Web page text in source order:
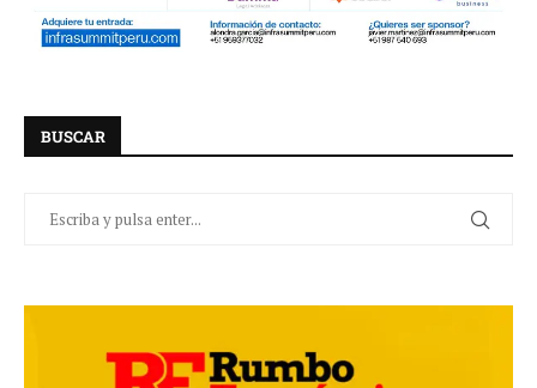
BUSCAR